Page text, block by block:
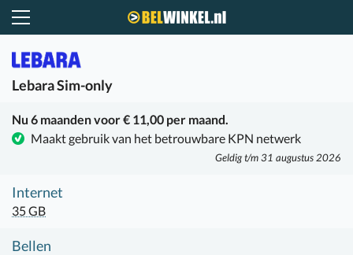
LebaraSim-only
Nu 6 maanden voor € 11,00 per maand.
Maakt gebruik van het betrouwbare KPN netwerk
Geldig t/m 31 augustus 2026
Internet
35 GB
Bellen